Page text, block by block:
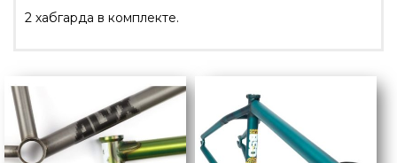
2 хабгарда в комплекте.